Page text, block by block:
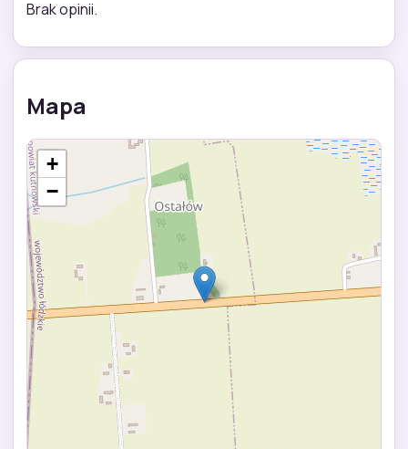
Brak opinii.
Mapa
+
−